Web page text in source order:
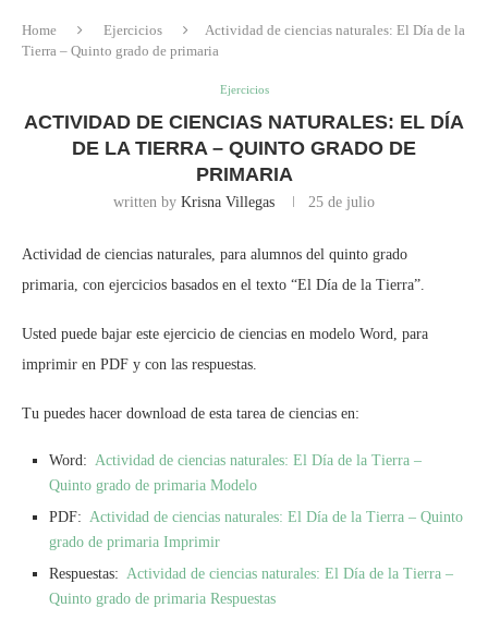
Home Ejercicios
Actividad de ciencias naturales: El Día de la
Tierra – Quinto grado de primaria
Ejercicios
ACTIVIDAD DE CIENCIAS NATURALES: EL DÍA
DE LA TIERRA – QUINTO GRADO DE
PRIMARIA
written by Krisna Villegas 25 de julio
Actividad de ciencias naturales, para alumnos del quinto grado
primaria, con ejercicios basados en el texto “El Día de la Tierra”.
Usted puede bajar este ejercicio de ciencias en modelo Word, para
imprimir en PDF y con las respuestas.
Tu puedes hacer download de esta tarea de ciencias en:
Word: Actividad de ciencias naturales: El Día de la Tierra –
Quinto grado de primaria Modelo
PDF: Actividad de ciencias naturales: El Día de la Tierra – Quinto
grado de primaria Imprimir
Respuestas: Actividad de ciencias naturales: El Día de la Tierra –
Quinto grado de primaria Respuestas